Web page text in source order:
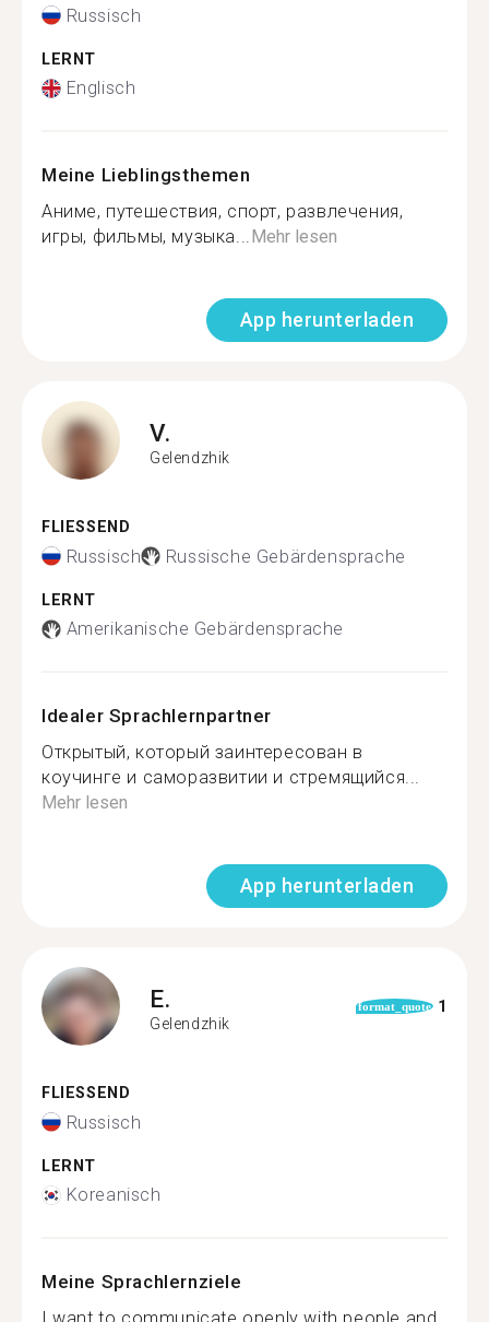
Russisch
LERNT
Englisch
Meine Lieblingsthemen
Аниме, путешествия, спорт, развлечения,
игры, фильмы, музыка...Mehr lesen
App herunterladen
V.
Gelendzhik
FLIESSEND
Russisch Russische Gebärdensprache
LERNT
Amerikanische Gebärdensprache
Idealer Sprachlernpartner
Открытый, который заинтересован в
коучинге и саморазвитии и стремящийся...
Mehr lesen
App herunterladen
E.
Gelendzhik
format_quote 1
FLIESSEND
Russisch
LERNT
Koreanisch
Meine Sprachlernziele